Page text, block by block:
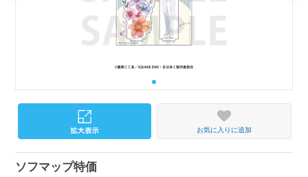
お気に入りに追加
ソフマップ特価